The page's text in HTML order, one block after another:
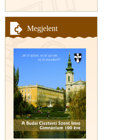
Megjelent